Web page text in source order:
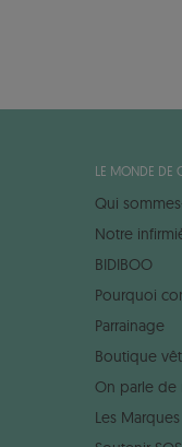
LE MONDE DE
Qui
Notre
BIDIBOO
Pourquoi
Parrainage
Boutique
On parle de
Les Marques